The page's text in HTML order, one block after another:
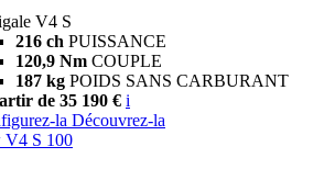
V4 S
216 ch PUISSANCE
120,9 Nm COUPLE
187 kg POIDS SANS CARBURANT
de 35 190 € i
la Découvrez-la
V4 S 100